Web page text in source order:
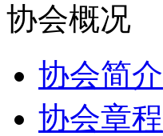
协会概况
协会简介
协会章程